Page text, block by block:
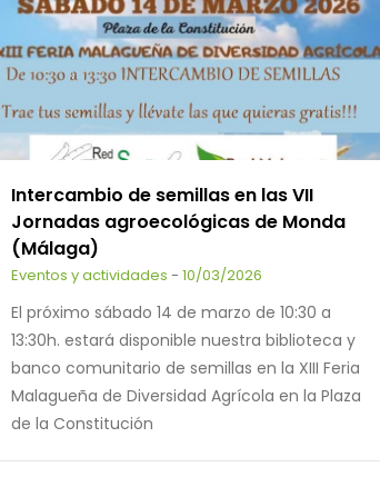
Intercambio de semillas en las VII
Jornadas agroecológicas de Monda
(Málaga)
Eventos y actividades - 10/03/2026
El próximo sábado 14 de marzo de 10:30 a
13:30h. estará disponible nuestra biblioteca y
banco comunitario de semillas en la XIII Feria
Malagueña de Diversidad Agrícola en la Plaza
de la Constitución